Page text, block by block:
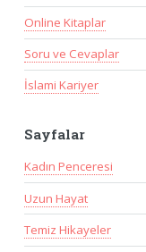
Online Kitaplar
Soru ve Cevaplar
İslami Kariyer
Sayfalar
Kadın Penceresi
Uzun Hayat
Temiz Hikayeler